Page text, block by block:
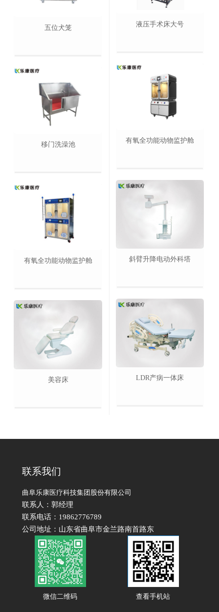
五位犬笼
移门洗澡池
有氧全功能动物监护舱
美容床
液压手术床大号
有氧全功能动物监护舱
斜臂升降电动外科塔
LDR产病一体床
联系我们
曲阜乐康医疗科技集团股份有限公司
联系人：郭经理
联系电话：19862776789
公司地址：山东省曲阜市金兰路南首路东
微信二维码 查看手机站